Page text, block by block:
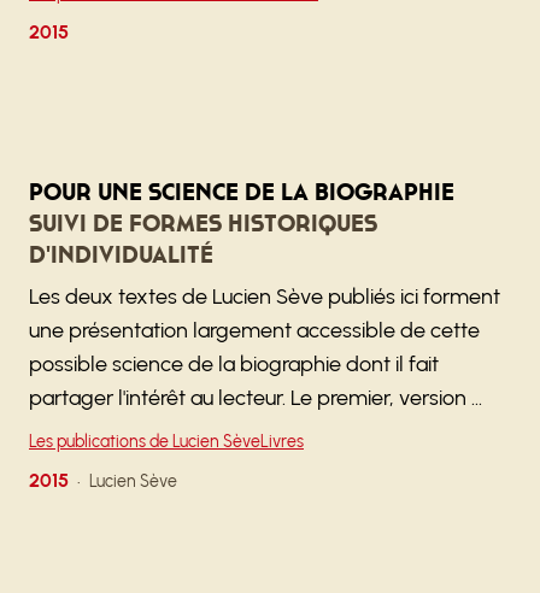
2015
Pour une science de la biographie
Suivi de Formes historiques
d'individualité
Les deux textes de Lucien Sève publiés ici forment
une présentation largement accessible de cette
possible science de la biographie dont il fait
partager l'intérêt au lecteur. Le premier, version …
Les publications de Lucien SèveLivres
2015 Lucien Sève